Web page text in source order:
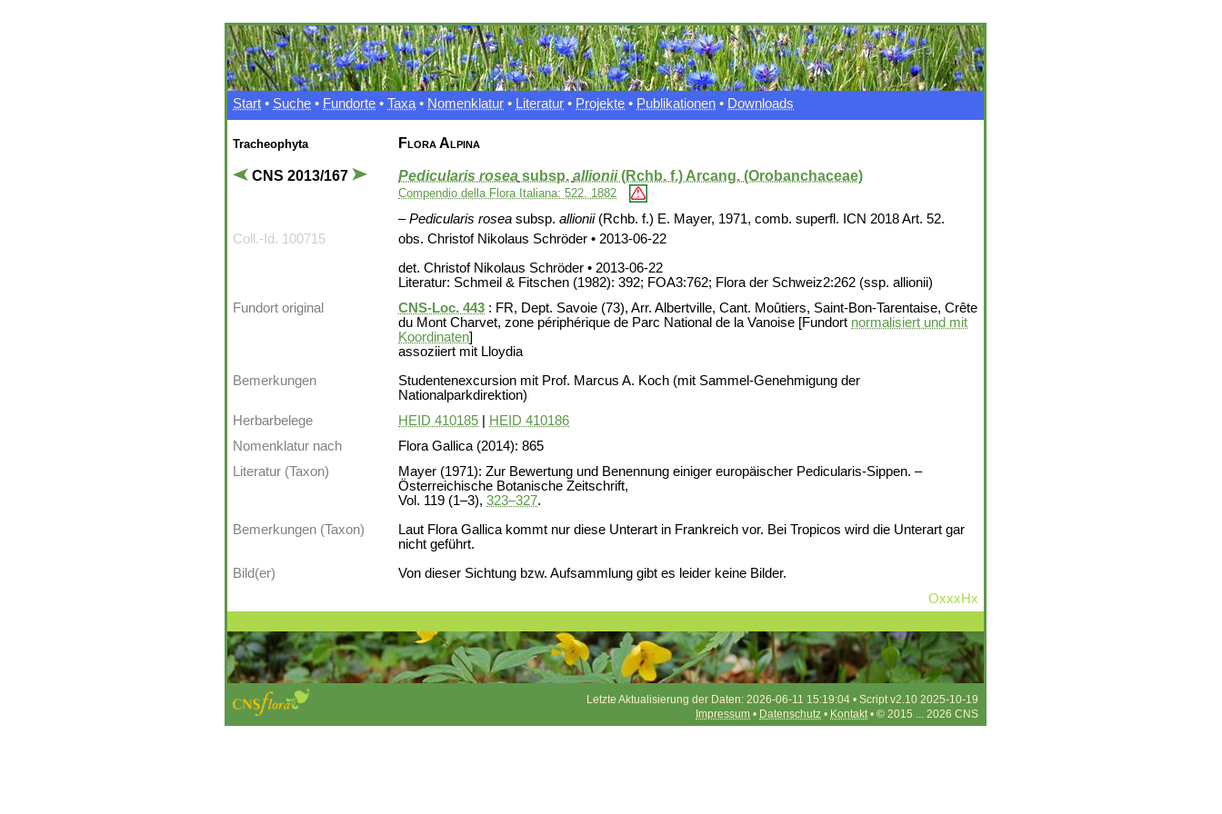
Start • Suche • Fundorte • Taxa • Nomenklatur • Literatur • Projekte • Publikationen • Downloads
Tracheophyta
CNS 2013/167
Flora Alpina
Pedicularis rosea subsp. allionii(Rchb. f.) Arcang. (Orobanchaceae)
Compendio della Flora Italiana: 522. 1882
–Pedicularis rosea subsp. allionii(Rchb. f.) E. Mayer, 1971, comb. superfl. ICN 2018 Art. 52.
Coll.-Id. 100715
obs. Christof Nikolaus Schröder • 2013-06-22
det. Christof Nikolaus Schröder • 2013-06-22
Literatur: Schmeil & Fitschen (1982): 392; FOA3:762; Flora der Schweiz2:262 (ssp. allionii)
Fundort original
CNS-Loc. 443 : FR, Dept. Savoie (73), Arr. Albertville, Cant. Moûtiers, Saint-Bon-Tarentaise, Crête
du Mont Charvet, zone périphérique de Parc National de la Vanoise [Fundort normalisiert und mit
Koordinaten]
assoziiert mit Lloydia
Bemerkungen
Studentenexcursion mit Prof. Marcus A. Koch (mit Sammel-Genehmigung der
Nationalparkdirektion)
Herbarbelege
HEID 410185
HEID 410186
Nomenklatur nach
Flora Gallica (2014): 865
Literatur (Taxon)
Mayer (1971): Zur Bewertung und Benennung einiger europäischer Pedicularis-Sippen. –
Österreichische Botanische Zeitschrift,
Vol. 119 (1–3), 323–327.
Bemerkungen (Taxon)
Laut Flora Gallica kommt nur diese Unterart in Frankreich vor. Bei Tropicos wird die Unterart gar
nicht geführt.
Bild(er)
Von dieser Sichtung bzw. Aufsammlung gibt es leider keine Bilder.
OxxxHx
Letzte Aktualisierung der Daten: 2026-06-11 15:19:04 • Script v2.10 2025-10-19
Impressum • Datenschutz • Kontakt• © 2015 ... 2026 CNS